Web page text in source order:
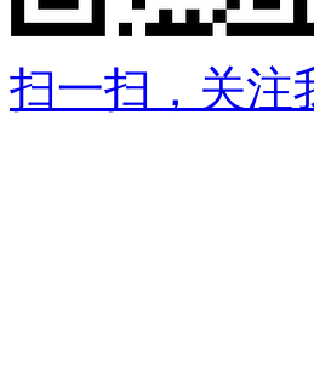
扫一扫，关注